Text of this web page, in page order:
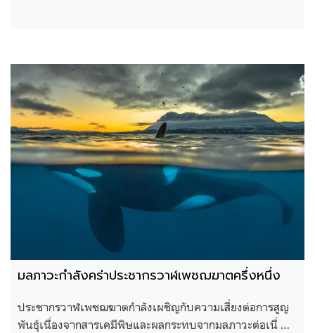
มลภาวะกำลังคร่าประชากรวาฬเพชฌฆาตครึ่งหนึ่ง
ประชากรวาฬเพชฌฆาตกำลังเผชิญกับความเสี่ยงต่อการสูญ
พันธุ์เนื่องจากสารเคมีพิษและผลกระทบจากมลภาวะต่อเนื่ …